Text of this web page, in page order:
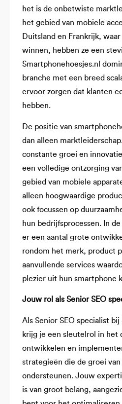
het is de onbetwiste
het gebied van mobiele
Duitsland en Frankrijk,
winnen, hebben ze een
Smartphonehoesjes.nl
branche met een breed
ervoor zorgen dat klanten
hebben.
De positie van
dan alleen
constante groei en
een volledige ontzorging
gebied van mobiele
alleen hoogwaardige
ook focussen op
hun bedrijfsprocessen. In
er een aantal grote
rondom het merk, product
aanvullende services
plezier uit hun smartphone
Jouw rol als Senior SEO
Als Senior SEO specialist
krijg je een sleutelrol in het
ontwikkelen en
strategieën die de groei
ondersteunen. Jouw
is van groot belang,